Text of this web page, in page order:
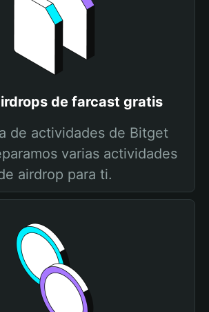
de farcast gratis
de actividades de Bitget
varias actividades
airdrop para ti.